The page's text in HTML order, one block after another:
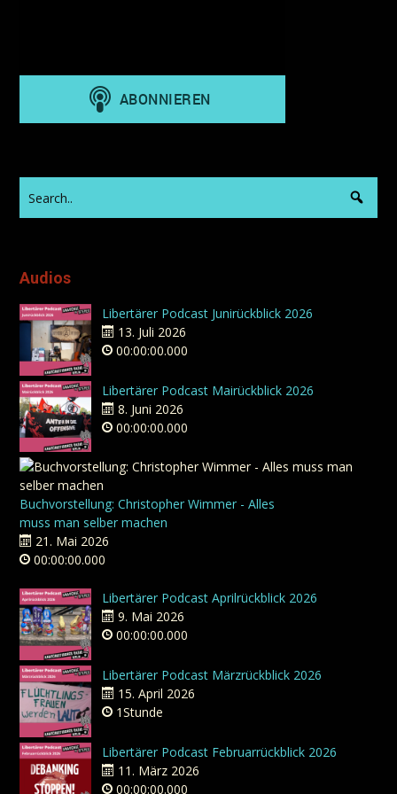
Audios
Libertärer Podcast Junirückblick 2026
13. Juli 2026
00:00:00.000
Libertärer Podcast Mairückblick 2026
8. Juni 2026
00:00:00.000
Buchvorstellung: Christopher Wimmer - Alles
muss man selber machen
21. Mai 2026
00:00:00.000
Libertärer Podcast Aprilrückblick 2026
9. Mai 2026
00:00:00.000
Libertärer Podcast Märzrückblick 2026
15. April 2026
1Stunde
Libertärer Podcast Februarrückblick 2026
11. März 2026
00:00:00.000